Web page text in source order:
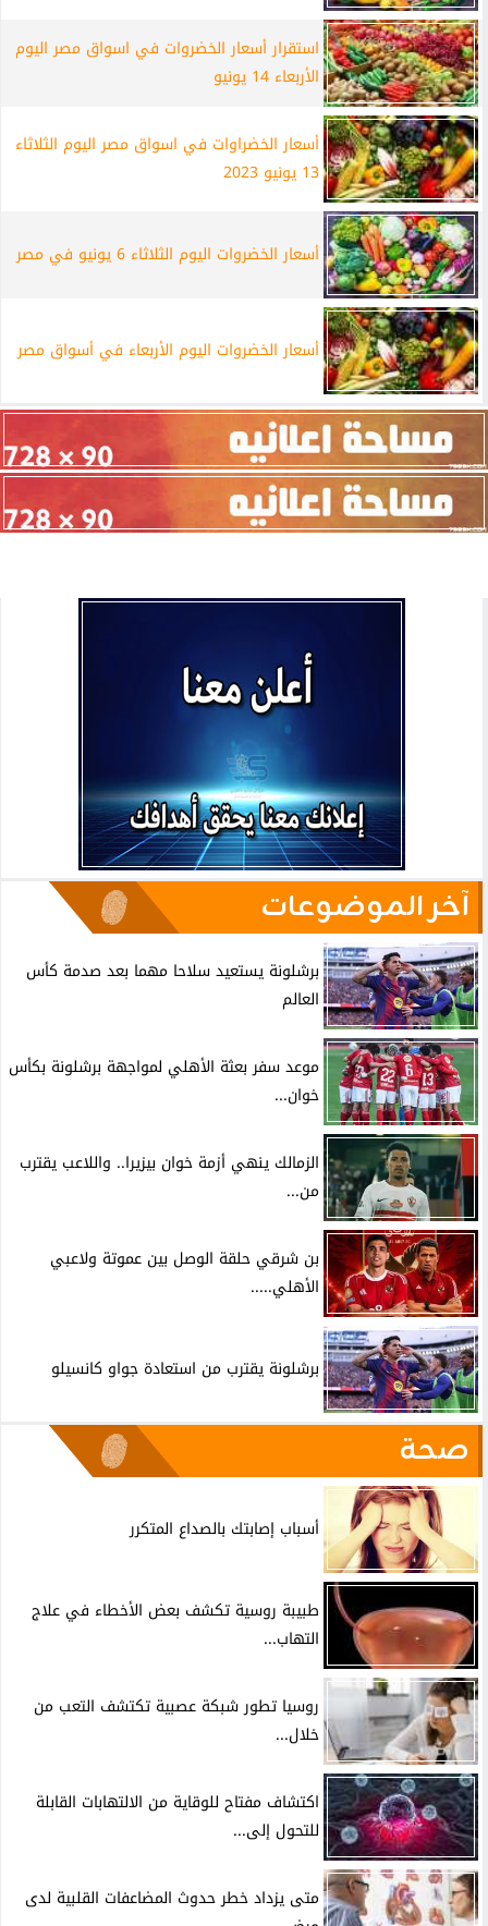
استقرار أسعار الخضروات في اسواق مصر اليوم
الأربعاء 14 يونيو
أسعار الخضراوات في اسواق مصر اليوم الثلاثاء
13 يونيو 2023
أسعار الخضروات اليوم الثلاثاء 6 يونيو في مصر
أسعار الخضروات اليوم الأربعاء في أسواق مصر
آخر الموضوعات
برشلونة يستعيد سلاحا مهما بعد صدمة كأس
العالم
موعد سفر بعثة الأهلي لمواجهة برشلونة بكأس
خوان...
الزمالك ينهي أزمة خوان بيزيرا.. واللاعب يقترب
من...
بن شرقي حلقة الوصل بين عموتة ولاعبي
الأهلي.....
برشلونة يقترب من استعادة جواو كانسيلو
صحة
أسباب إصابتك بالصداع المتكرر
طبيبة روسية تكشف بعض الأخطاء في علاج
التهاب...
روسيا تطور شبكة عصبية تكتشف التعب من
خلال...
اكتشاف مفتاح للوقاية من الالتهابات القابلة
للتحول إلى...
متى يزداد خطر حدوث المضاعفات القلبية لدى